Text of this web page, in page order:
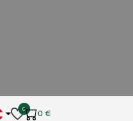
0
0 €